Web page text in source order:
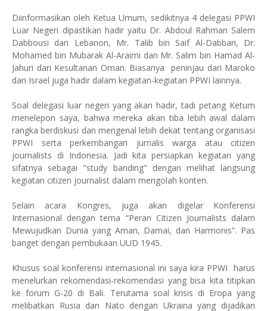
Diinformasikan oleh Ketua Umum, sedikitnya 4 delegasi PPWI
Luar Negeri dipastikan hadir yaitu Dr. Abdoul Rahman Salem
Dabbousi dari Lebanon, Mr. Talib bin Saif Al-Dabbari, Dr.
Mohamed bin Mubarak Al-Araimi dan Mr. Salim bin Hamad Al-
Jahuri dari Kesultanan Oman. Biasanya peninjau dari Maroko
dan Israel juga hadir dalam kegiatan-kegiatan PPWI lainnya.
Soal delegasi luar negeri yang akan hadir, tadi petang Ketum
menelepon saya, bahwa mereka akan tiba lebih awal dalam
rangka berdiskusi dan mengenal lebih dekat tentang organisasi
PPWI serta perkembangan jurnalis warga atau citizen
journalists di Indonesia. Jadi kita persiapkan kegiatan yang
sifatnya sebagai "study banding" dengan melihat langsung
kegiatan citizen journalist dalam mengolah konten.
Selain acara Kongres, juga akan digelar Konferensi
Internasional dengan tema “Peran Citizen Journalists dalam
Mewujudkan Dunia yang Aman, Damai, dan Harmonis”. Pas
banget dengan pembukaan UUD 1945.
Khusus soal konferensi internasional ini saya kira PPWI harus
menelurkan rekomendasi-rekomendasi yang bisa kita titipkan
ke forum G-20 di Bali. Terutama soal krisis di Eropa yang
melibatkan Rusia dan Nato dengan Ukraina yang dijadikan